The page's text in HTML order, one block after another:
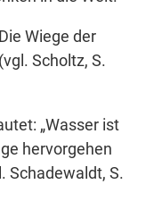
Wiege der
Scholtz, S.
„Wasser ist
hervorgehen
Schadewaldt, S.